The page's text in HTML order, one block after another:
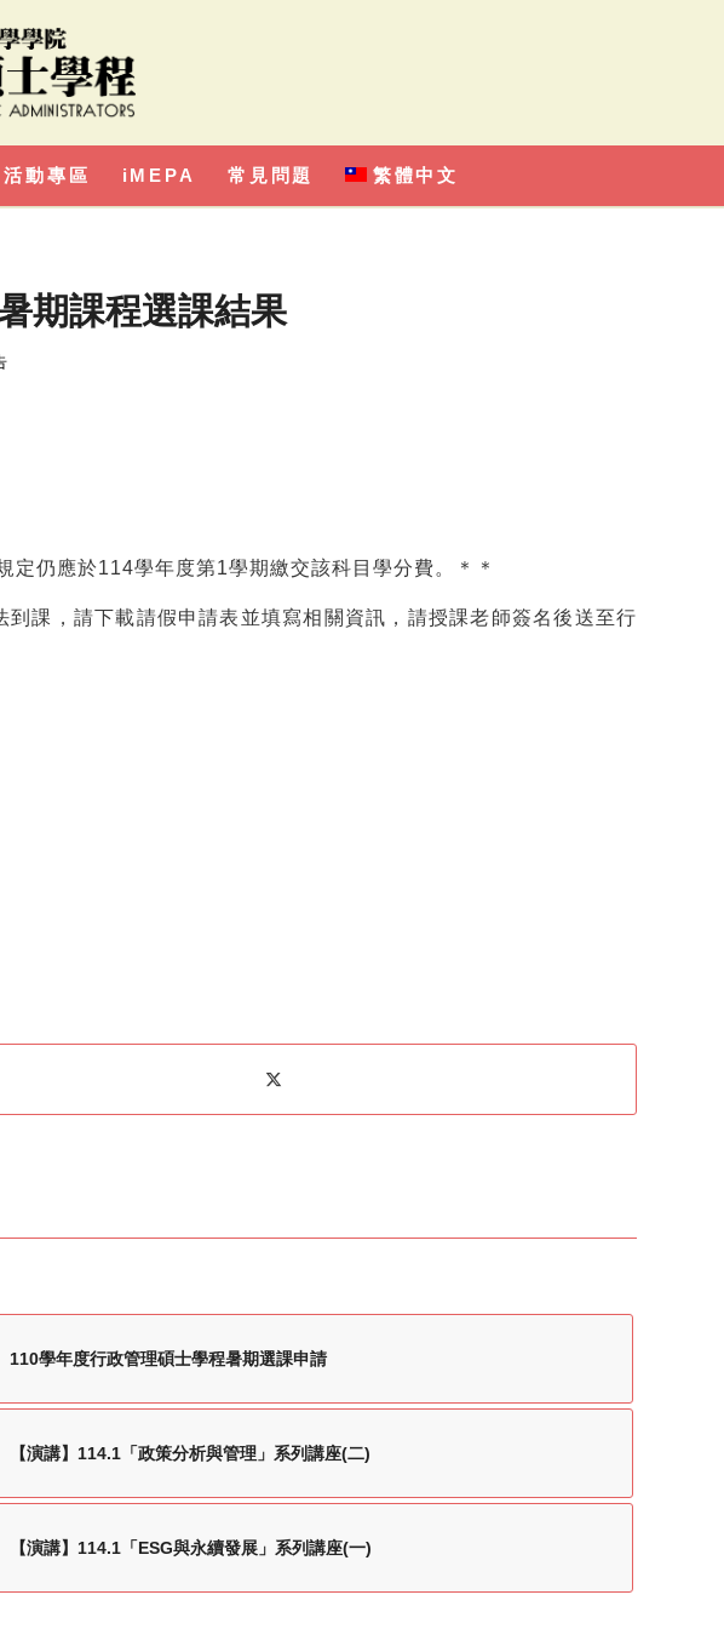
活動專區 iMEPA 常見問題 繁體中文
期課程選課結果
仍應於114學年度第1學期繳交該科目學分費。＊＊
課，請下載請假申請表並填寫相關資訊，請授課老師簽名後送至行
110學年度行政管理碩士學程暑期選課申請
【演講】114.1「政策分析與管理」系列講座(二)
【演講】114.1「ESG與永續發展」系列講座(一)